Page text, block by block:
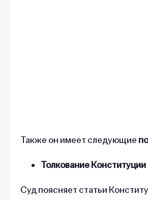
Также он имеет следующие
Толкование
Суд поясняет статьи